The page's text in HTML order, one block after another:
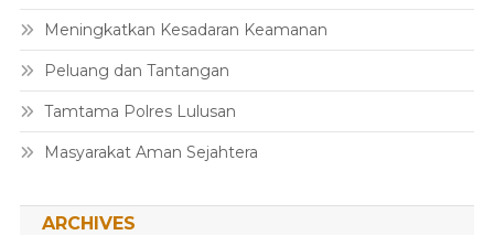
Meningkatkan Kesadaran Keamanan
Peluang dan Tantangan
Tamtama Polres Lulusan
Masyarakat Aman Sejahtera
ARCHIVES